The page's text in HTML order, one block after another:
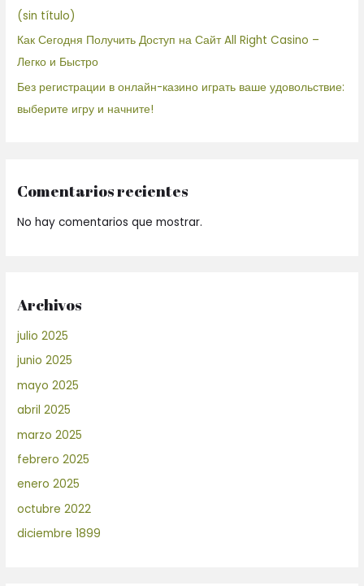
(sin título)
Как Сегодня Получить Доступ на Сайт All Right Casino –
Легко и Быстро
Без регистрации в онлайн-казино играть ваше удовольствие:
выберите игру и начните!
Comentarios recientes
No hay comentarios que mostrar.
Archivos
julio 2025
junio 2025
mayo 2025
abril 2025
marzo 2025
febrero 2025
enero 2025
octubre 2022
diciembre 1899